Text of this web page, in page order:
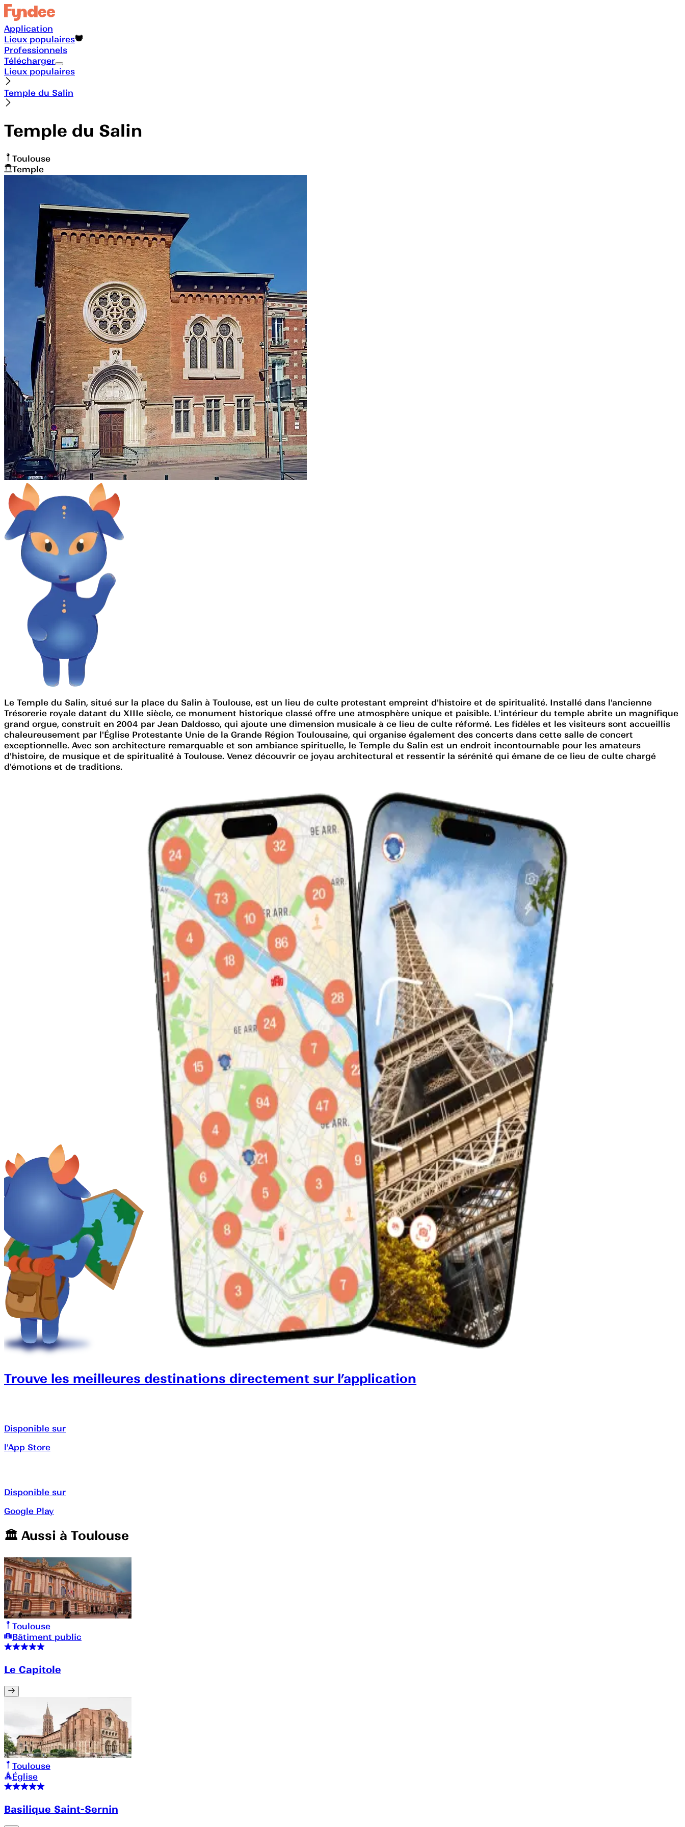
Application
Lieux populaires
Professionnels
Télécharger
Lieux populaires
Temple du Salin
Temple du Salin
Toulouse
Temple
Le Temple du Salin, situé sur la place du Salin à Toulouse, est un lieu de culte protestant empreint d'histoire et de spiritualité. Installé dans l'ancienne
Trésorerie royale datant du XIIIe siècle, ce monument historique classé offre une atmosphère unique et paisible. L'intérieur du temple abrite un magnifique
grand orgue, construit en 2004 par Jean Daldosso, qui ajoute une dimension musicale à ce lieu de culte réformé. Les fidèles et les visiteurs sont accueillis
chaleureusement par l'Église Protestante Unie de la Grande Région Toulousaine, qui organise également des concerts dans cette salle de concert
exceptionnelle. Avec son architecture remarquable et son ambiance spirituelle, le Temple du Salin est un endroit incontournable pour les amateurs
d'histoire, de musique et de spiritualité à Toulouse. Venez découvrir ce joyau architectural et ressentir la sérénité qui émane de ce lieu de culte chargé
d'émotions et de traditions.
Trouve les meilleures destinations directement sur l’application
Disponible sur
l'App Store
Disponible sur
Google Play
🏛️️ Aussi à Toulouse
Toulouse
Bâtiment public
Le Capitole
Toulouse
Église
Basilique Saint-Sernin